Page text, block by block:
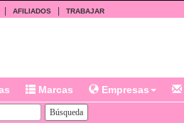
AFILIADOS TRABAJAR
Marcas Empresas